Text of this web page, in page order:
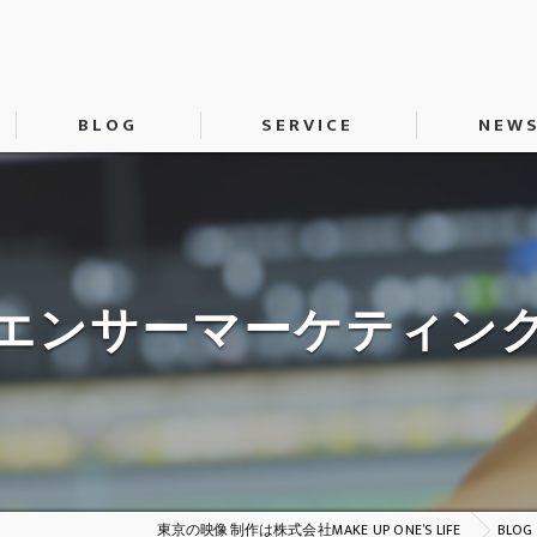
BLOG SERVICE
SNS運用代行
ンサーマーケティン
東京の映像制作は株式会社MAKE UP ONE’S LIFE BLOG